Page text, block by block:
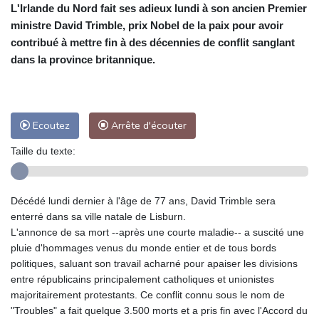
L'Irlande du Nord fait ses adieux lundi à son ancien Premier
ministre David Trimble, prix Nobel de la paix pour avoir
contribué à mettre fin à des décennies de conflit sanglant
dans la province britannique.
Ecoutez Arrête d'écouter
Taille du texte:
Décédé lundi dernier à l'âge de 77 ans, David Trimble sera
enterré dans sa ville natale de Lisburn.
L'annonce de sa mort --après une courte maladie-- a suscité une
pluie d'hommages venus du monde entier et de tous bords
politiques, saluant son travail acharné pour apaiser les divisions
entre républicains principalement catholiques et unionistes
majoritairement protestants. Ce conflit connu sous le nom de
"Troubles" a fait quelque 3.500 morts et a pris fin avec l'Accord du